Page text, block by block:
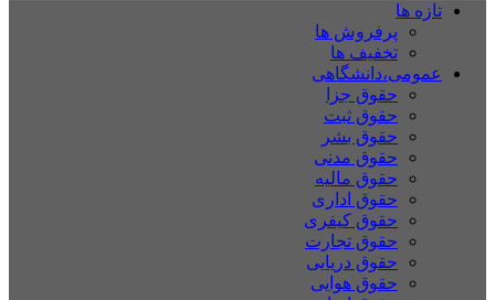
تازه ها
پرفروش ها
تخفیف ها
عمومی،دانشگاهی
حقوق جزا
حقوق ثبت
حقوق بشر
حقوق مدنی
حقوق مالیه
حقوق اداری
حقوق کیفری
حقوق تجارت
حقوق دریایی
حقوق هوایی